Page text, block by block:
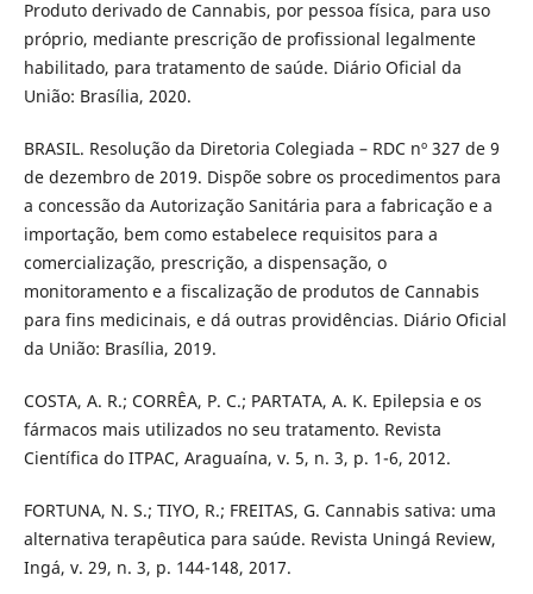
Produto derivado de Cannabis, por pessoa física, para uso
próprio, mediante prescrição de profissional legalmente
habilitado, para tratamento de saúde. Diário Oficial da
União: Brasília, 2020.
BRASIL. Resolução da Diretoria Colegiada – RDC nº 327 de 9
de dezembro de 2019. Dispõe sobre os procedimentos para
a concessão da Autorização Sanitária para a fabricação e a
importação, bem como estabelece requisitos para a
comercialização, prescrição, a dispensação, o
monitoramento e a fiscalização de produtos de Cannabis
para fins medicinais, e dá outras providências. Diário Oficial
da União: Brasília, 2019.
COSTA, A. R.; CORRÊA, P. C.; PARTATA, A. K. Epilepsia e os
fármacos mais utilizados no seu tratamento. Revista
Científica do ITPAC, Araguaína, v. 5, n. 3, p. 1-6, 2012.
FORTUNA, N. S.; TIYO, R.; FREITAS, G. Cannabis sativa: uma
alternativa terapêutica para saúde. Revista Uningá Review,
Ingá, v. 29, n. 3, p. 144-148, 2017.